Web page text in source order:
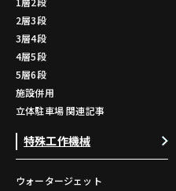
2層3段
3層4段
4層5段
5層6段
施設併用
立体駐車場 関連記事
特殊工作機械
ウォータージェット